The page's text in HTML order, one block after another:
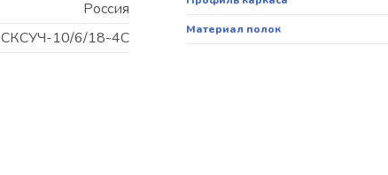
Россия
СКСУЧ-10/6/18-4С Материал полок